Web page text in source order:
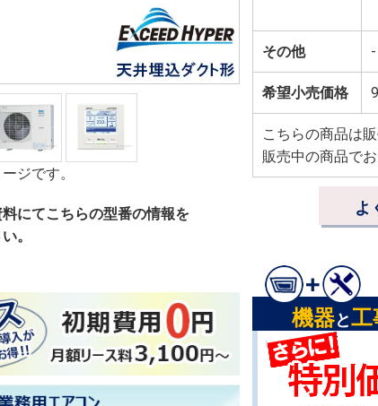
ジです。
にてこちらの型番の情報を
。
その他 -
希望小売価格
こちらの商品は
販売中の商品で
よ
機器と工